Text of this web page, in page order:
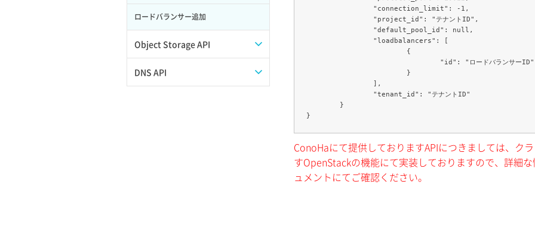
サーバー利用状況グラフ（トラフィッ
ク）
サーバー削除
サーバー操作（起動/停止/再起動/強制
ポート更新
ポート詳細取得
ロードバランサー追加
Object Storage API
Web公開
DNS API
ConoHaにて提供しておりますAPIにつきましては、ク
すOpenStackの機能にて実装しておりますので、詳細
ュメントにてご確認ください。